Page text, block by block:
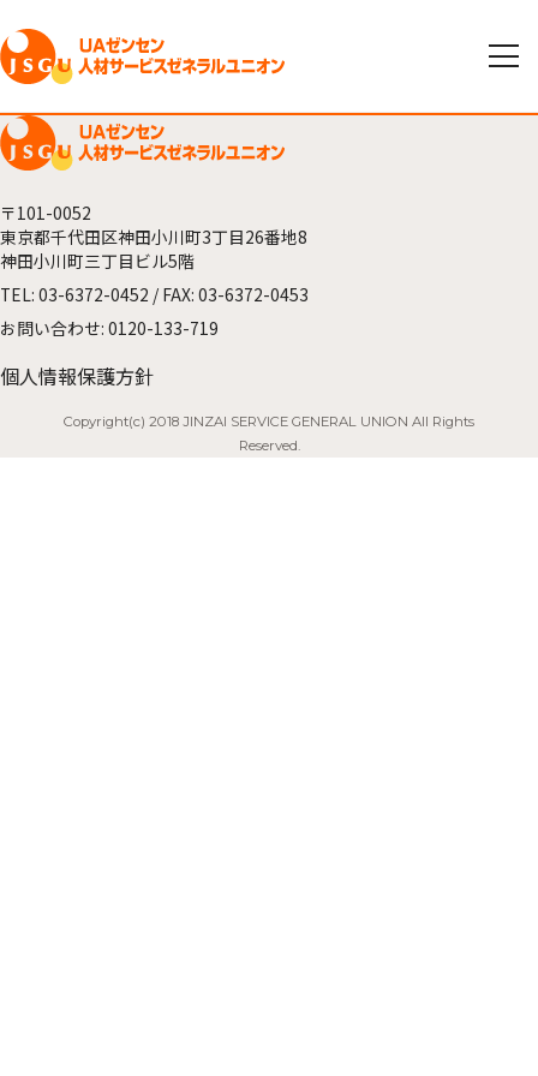
〒101-0052
東京都千代田区神田小川町3丁目26番地8
神田小川町三丁目ビル5階
TEL: 03-6372-0452 / FAX: 03-6372-0453
お問い合わせ: 0120-133-719
個人情報保護方針
Copyright(c) 2018 JINZAI SERVICE GENERAL UNION All Rights
Reserved.